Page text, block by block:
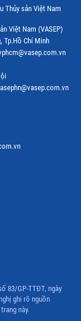
Thủy sản Việt Nam
Việt Nam (VASEP)
Tp.Hồ Chí Minh
83/GP-TTĐT, ngày
ghi rõ nguồn
này.